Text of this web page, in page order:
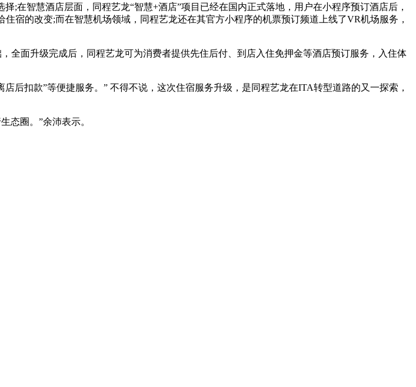
;在智慧酒店层面，同程艺龙“智慧+酒店”项目已经在国内正式落地，用户在小程序预订酒店后，
宿的改变;而在智慧机场领域，同程艺龙还在其官方小程序的机票预订频道上线了VR机场服务，
面升级完成后，同程艺龙可为消费者提供先住后付、到店入住免押金等酒店预订服务，入住体
扣款”等便捷服务。” 不得不说，这次住宿服务升级，是同程艺龙在ITA转型道路的又一探索，
圈。”余沛表示。